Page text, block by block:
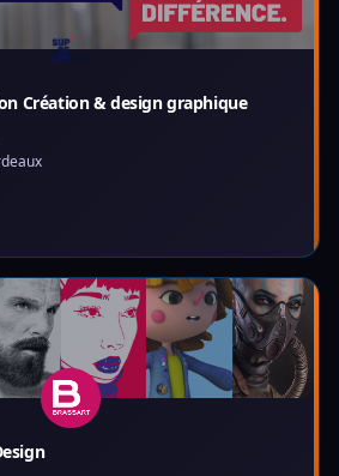
Création & design graphique